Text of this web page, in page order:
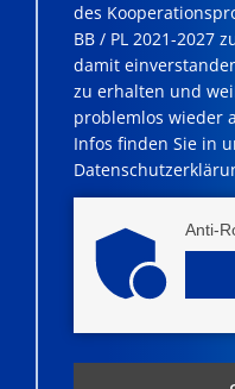
des
BB / PL 2021-2027
damit
zu erhalten und
problemlos wieder
Infos finden Sie in
Anti-